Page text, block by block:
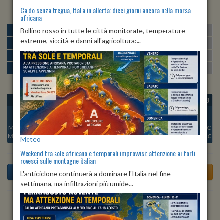
MATTINA min:18º max:26º U:58%
POMERIGGIO min:24º max:27º
SERA min: 21º max:25º U:75%-94%
NOTTE min:19º max:20º U:93%
OGGI
Min:
20°C
Max:21°C
SAB 08
Min:
19°C
Max:20°C
DOM 09
Min:19°C
Max:21°C
LUN 10
Min:19°C
Max:20°C
MAR 11
Min:
19°C
Max:21°C
MER 12
Min:19°C
Max:21°C
GIO 13
Min:
19°C
Max:21°C
Previsioni del Tempo a Torre di Santa Maria tra 3 giorni
Caldo senza tregua, Italia in allerta: dieci giorni ancora nella morsa
africana
Bollino rosso in tutte le città monitorate, temperature
estreme, siccità e danni all'agricoltura:...
Meteo
Weekend tra sole africano e temporali improvvisi: attenzione ai forti
rovesci sulle montagne italian
L'anticiclone continuerà a dominare l'Italia nel fine
settimana, ma infiltrazioni più umide...